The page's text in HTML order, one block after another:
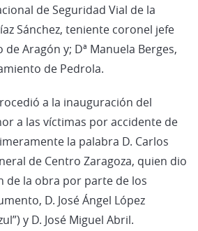
de Seguridad Vial de la
Sánchez, teniente coronel jefe
Aragón y; Dª Manuela Berges,
de Pedrola.
a la inauguración del
a las víctimas por accidente de
la palabra D. Carlos
de Centro Zaragoza, quien dio
de la obra por parte de los
D. José Ángel López
y D. José Miguel Abril.